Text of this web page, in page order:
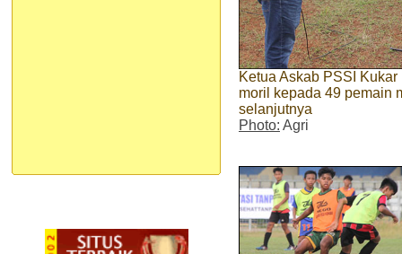
Ketua Askab PSSI
moril kepada 49 pemain
selanjutnya
Photo: Agri